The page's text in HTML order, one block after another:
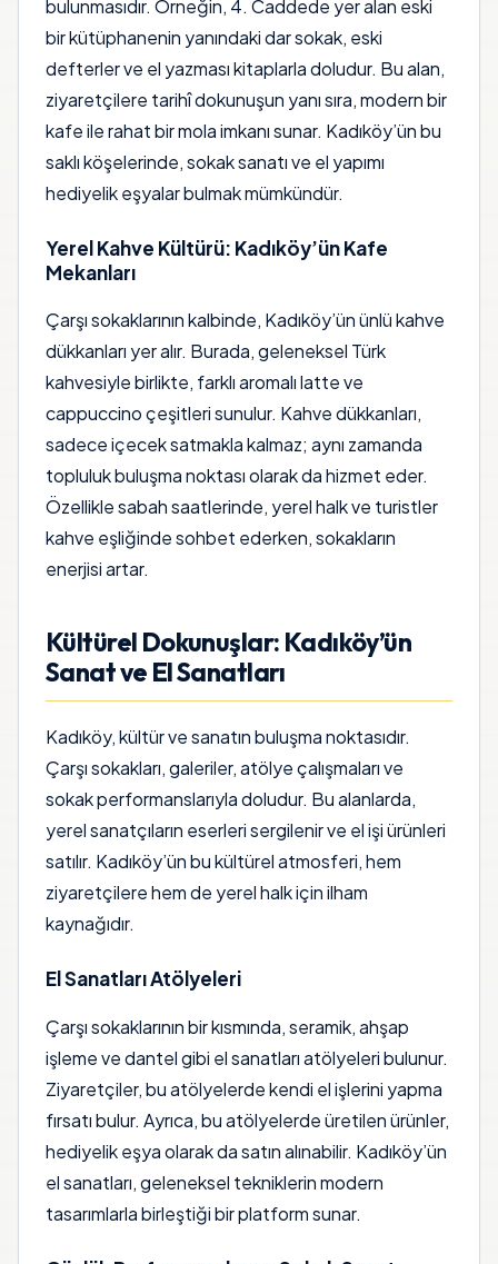
bulunmasıdır. Örneğin, 4. Caddede yer alan eski
bir kütüphanenin yanındaki dar sokak, eski
defterler ve el yazması kitaplarla doludur. Bu alan,
ziyaretçilere tarihî dokunuşun yanı sıra, modern bir
kafe ile rahat bir mola imkanı sunar. Kadıköy’ün bu
saklı köşelerinde, sokak sanatı ve el yapımı
hediyelik eşyalar bulmak mümkündür.
Yerel Kahve Kültürü: Kadıköy’ün Kafe
Mekanları
Çarşı sokaklarının kalbinde, Kadıköy’ün ünlü kahve
dükkanları yer alır. Burada, geleneksel Türk
kahvesiyle birlikte, farklı aromalı latte ve
cappuccino çeşitleri sunulur. Kahve dükkanları,
sadece içecek satmakla kalmaz; aynı zamanda
topluluk buluşma noktası olarak da hizmet eder.
Özellikle sabah saatlerinde, yerel halk ve turistler
kahve eşliğinde sohbet ederken, sokakların
enerjisi artar.
Kültürel Dokunuşlar: Kadıköy’ün
Sanat ve El Sanatları
Kadıköy, kültür ve sanatın buluşma noktasıdır.
Çarşı sokakları, galeriler, atölye çalışmaları ve
sokak performanslarıyla doludur. Bu alanlarda,
yerel sanatçıların eserleri sergilenir ve el işi ürünleri
satılır. Kadıköy’ün bu kültürel atmosferi, hem
ziyaretçilere hem de yerel halk için ilham
kaynağıdır.
El Sanatları Atölyeleri
Çarşı sokaklarının bir kısmında, seramik, ahşap
işleme ve dantel gibi el sanatları atölyeleri bulunur.
Ziyaretçiler, bu atölyelerde kendi el işlerini yapma
fırsatı bulur. Ayrıca, bu atölyelerde üretilen ürünler,
hediyelik eşya olarak da satın alınabilir. Kadıköy’ün
el sanatları, geleneksel tekniklerin modern
tasarımlarla birleştiği bir platform sunar.